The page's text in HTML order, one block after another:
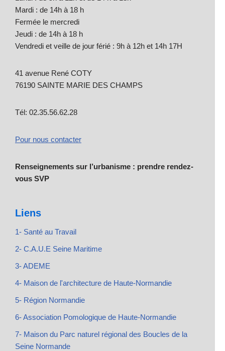
Mardi : de 14h à 18 h
Fermée le mercredi
Jeudi : de 14h à 18 h
Vendredi et veille de jour férié : 9h à 12h et 14h 17H
41 avenue René COTY
76190 SAINTE MARIE DES CHAMPS
Tél: 02.35.56.62.28
Pour nous contacter
Renseignements sur l’urbanisme : prendre rendez-
vous SVP
Liens
1- Santé au Travail
2- C.A.U.E Seine Maritime
3- ADEME
4- Maison de l'architecture de Haute-Normandie
5- Région Normandie
6- Association Pomologique de Haute-Normandie
7- Maison du Parc naturel régional des Boucles de la
Seine Normande